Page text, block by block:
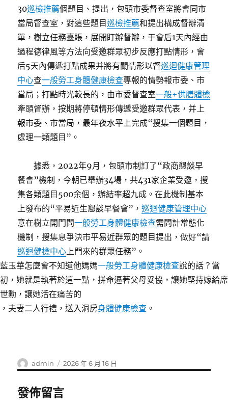
30巡檢推薦個題目、提出，包頭市委督查室將會同市
當局督查室，對這些題目巡檢推薦和提出構成督辦清
單，樹立任務臺賬，展開盯辦督辦，于會后1天內經由
過程德律風等方法向受邀群眾初步反應打點情形，會
后5天內傳遞打點成果并將有關情形以督巡迴健康管理
中心查一般勞工身體健康檢查專報的情勢報市委、市
當局；打點時光較長的，由市委督查室一般+供膳體檢
牽頭督辦，按期將停頓情形傳遞受邀群眾代表，并上
報市委、市當局，最年夜水平上完成“搜集一個題目，
處理一類題目”。
據悉，2022年9月，包頭市制訂了“政商懇談早
餐會”機制，今朝已舉辦34場，共431家企業受邀，搜
集各類題目500余個，辦結率超九成。在此機制基本
上發布的“平易近生懇談早餐會”，巡迴健康管理中心
意在樹立開門問一般勞工身體健康檢查需問計常態化
機制，搜集息爭決市平易近群眾的題目提出，做好“請
巡迴健檢中心上門來的群眾任務”。
藍玉華怎麼會不知道他媽媽一般勞工身體健康檢查說的話？當
初，她就是執著於這一點，拼命逼著父母妥協，讓她堅持嫁給席
世勳，讓她活在痛苦的
，夫妻二人行禮，送入洞房身體健康檢查 。
作
者
admin
發
佈
2026 年 6 月 16 日
發佈留言